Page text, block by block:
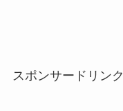
スポンサードリンク